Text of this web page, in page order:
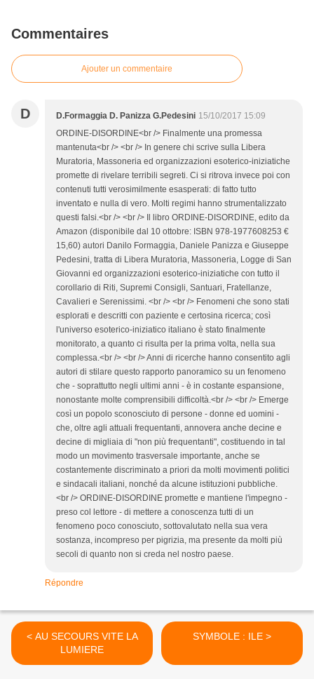
Commentaires
Ajouter un commentaire
D D.Formaggia D. Panizza G.Pedesini 15/10/2017 15:09
ORDINE-DISORDINE<br /> Finalmente una promessa
mantenuta<br /> <br /> In genere chi scrive sulla Libera
Muratoria, Massoneria ed organizzazioni esoterico-iniziatiche
promette di rivelare terribili segreti. Ci si ritrova invece poi con
contenuti tutti verosimilmente esasperati: di fatto tutto
inventato e nulla di vero. Molti regimi hanno strumentalizzato
questi falsi.<br /> <br /> Il libro ORDINE-DISORDINE, edito da
Amazon (disponibile dal 10 ottobre: ISBN 978-1977608253 €
15,60) autori Danilo Formaggia, Daniele Panizza e Giuseppe
Pedesini, tratta di Libera Muratoria, Massoneria, Logge di San
Giovanni ed organizzazioni esoterico-iniziatiche con tutto il
corollario di Riti, Supremi Consigli, Santuari, Fratellanze,
Cavalieri e Serenissimi. <br /> <br /> Fenomeni che sono stati
esplorati e descritti con paziente e certosina ricerca; così
l'universo esoterico-iniziatico italiano è stato finalmente
monitorato, a quanto ci risulta per la prima volta, nella sua
complessa.<br /> <br /> Anni di ricerche hanno consentito agli
autori di stilare questo rapporto panoramico su un fenomeno
che - soprattutto negli ultimi anni - è in costante espansione,
nonostante molte comprensibili difficoltà.<br /> <br /> Emerge
così un popolo sconosciuto di persone - donne ed uomini -
che, oltre agli attuali frequentanti, annovera anche decine e
decine di migliaia di "non più frequentanti", costituendo in tal
modo un movimento trasversale importante, anche se
costantemente discriminato a priori da molti movimenti politici
e sindacali italiani, nonché da alcune istituzioni pubbliche.
<br /> ORDINE-DISORDINE promette e mantiene l'impegno -
preso col lettore - di mettere a conoscenza tutti di un
fenomeno poco conosciuto, sottovalutato nella sua vera
sostanza, incompreso per pigrizia, ma presente da molti più
secoli di quanto non si creda nel nostro paese.
Répondre
< AU SECOURS VITE LA
LUMIERE
SYMBOLE : ILE >